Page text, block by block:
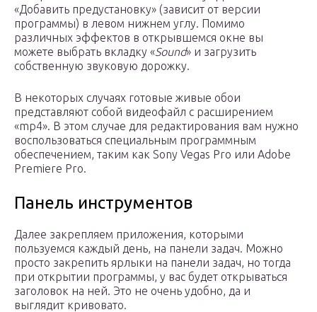
«Добавить предустановку» (зависит от версии
программы) в левом нижнем углу. Помимо
различных эффектов в открывшемся окне вы
можете выбрать вкладку «Sound» и загрузить
собственную звуковую дорожку.
В некоторых случаях готовые живые обои
представляют собой видеофайл с расширением
«mp4». В этом случае для редактирования вам нужно
воспользоваться специальным программным
обеспечением, таким как Sony Vegas Pro или Adobe
Premiere Pro.
Панель инструментов
Далее закрепляем приложения, которыми
пользуемся каждый день, на панели задач. Можно
просто закрепить ярлыки на панели задач, но тогда
при открытии программы, у вас будет открываться
заголовок на ней. Это не очень удобно, да и
выглядит кривовато.